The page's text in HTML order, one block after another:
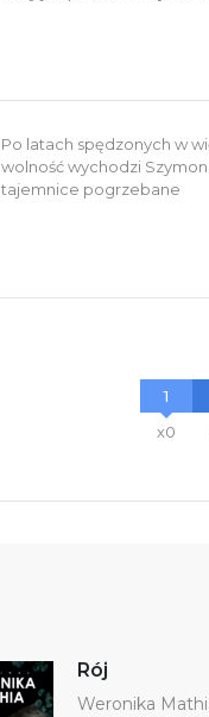
Po latach spędzonych w
wolność wychodzi
tajemnice pogrzebane
1
x0
Rój
Weronika